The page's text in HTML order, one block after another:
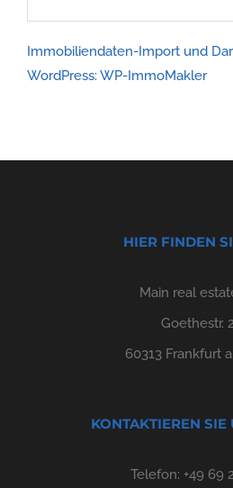
Immobiliendaten-Import und
WordPress: WP-ImmoMakler
HIER FINDEN
Main real
Goethestr.
60313 Frankfurt
KONTAKTIEREN SIE
Telefon: +49 69